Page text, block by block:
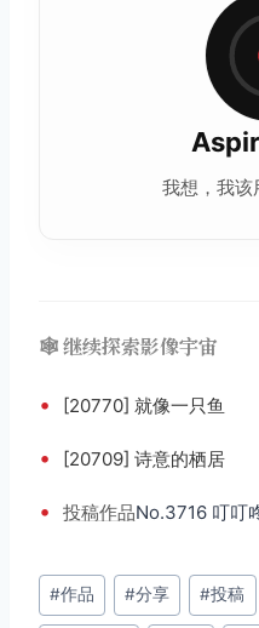
我想，我该
🕸️ 继续探索影像宇宙
• [20770] 就像一只鱼
• [20709] 诗意的栖居
• 投稿作品No.3716 叮叮
文
章
#作品 #分享 #投稿